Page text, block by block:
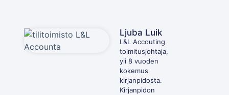
Ljuba Luik
L&L Accouting
toimitusjohtaja,
yli 8 vuoden
kokemus
kirjanpidosta.
Kirjanpidon